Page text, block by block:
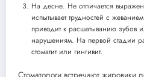
На десне. Не отличается
испытывает трудностей с
приводит к расшатыванию зубов
нарушениям. На первой стадии
стоматит или гингивит.